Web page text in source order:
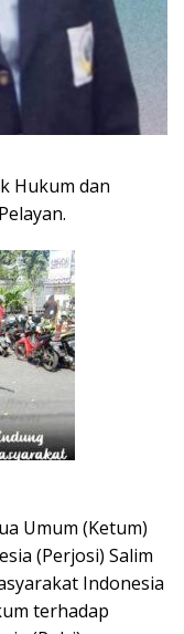
Hukum dan
Umum (Ketum)
(Perjosi) Salim
Indonesia
terhadap